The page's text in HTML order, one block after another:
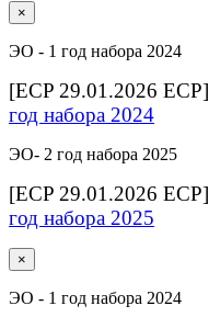
×
ЭО - 1 год набора 2024
[ECP 29.01.2026 ECP]
год набора 2024
ЭО- 2 год набора 2025
[ECP 29.01.2026 ECP]
год набора 2025
×
ЭО - 1 год набора 2024